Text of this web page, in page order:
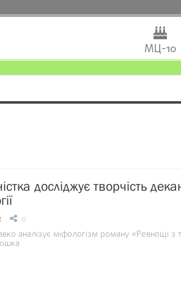
МЦ-10
досліджує творчість
0
аналізує міфологізм роману «Ревнощі з